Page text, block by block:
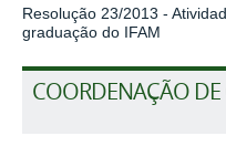
Resolução 23/2013 -
graduação do IFAM
COORDENAÇÃO DE